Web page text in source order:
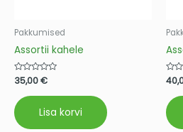
Pakkumised
Assortii kahele
Hinnanguga
0
5
35,00€
Lisa korvi
0
5